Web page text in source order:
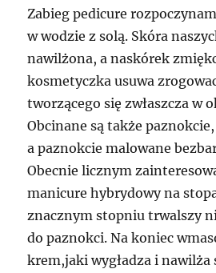
Zabieg pedicure
w wodzie z solą. Skóra
nawilżona, a naskórek
kosmetyczka usuwa
tworzącego się zwłaszcza w
Obcinane są także
a paznokcie malowane
Obecnie licznym
manicure hybrydowy na
znacznym stopniu trwalszy
do paznokci. Na koniec
krem,jaki wygładza i nawilża